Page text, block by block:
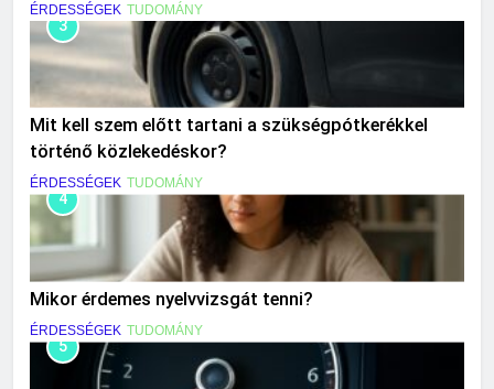
ÉRDESSÉGEK TUDOMÁNY
3
Mit kell szem előtt tartani a szükségpótkerékkel
történő közlekedéskor?
ÉRDESSÉGEK TUDOMÁNY
4
Mikor érdemes nyelvvizsgát tenni?
ÉRDESSÉGEK TUDOMÁNY
5